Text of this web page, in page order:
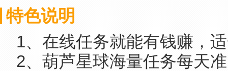
特色说明
1、在线任务就能有钱赚，
2、葫芦星球海量任务每天